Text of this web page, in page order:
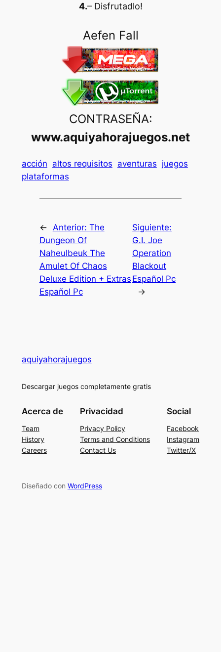
4.– Disfrutadlo!
Aefen Fall
CONTRASEÑA:
www.aquiyahorajuegos.net
acción altos requisitos aventuras juegos
plataformas
← Anterior: The
Dungeon Of
Naheulbeuk The
Amulet Of Chaos
Deluxe Edition + Extras
Español Pc
Siguiente:
G.I. Joe
Operation
Blackout
Español Pc
→
aquiyahorajuegos
Descargar juegos completamente gratis
Acerca de
Team
History
Careers
Privacidad
Privacy Policy
Terms and Conditions
Contact Us
Social
Facebook
Instagram
Twitter/X
Diseñado con WordPress